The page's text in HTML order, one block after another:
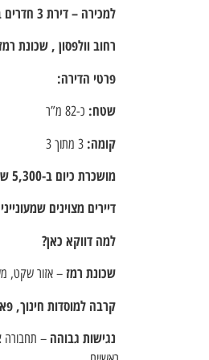
למכירה – דירת 3 חדרים במיקום מבוקש בראשון לציון!
רחוב וולפסון , שכונת
פרטי הדירה:
שטח: כ-82 מ”ר
קומה:
מושכרת כיום ב-5,300 ש”ח לחודש
דיירים מצוינים
למה דווקא כאן?
שכונת רמז – אזור שקט,
קרבה למוסדות חינוך,
נגישות גבוהה – תחבורה